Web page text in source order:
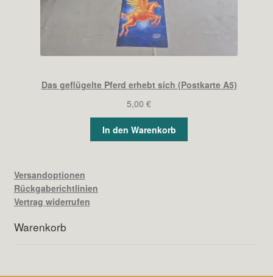
Das geflügelte Pferd erhebt sich (Postkarte A5)
5,00 €
In den Warenkorb
Versandoptionen
Rückgaberichtlinien
Vertrag widerrufen
Warenkorb